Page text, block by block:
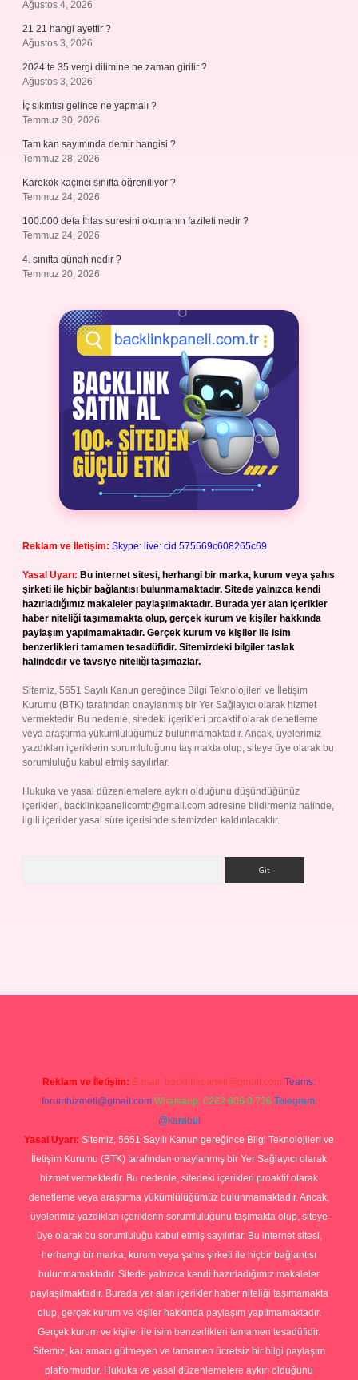
Ağustos 4, 2026
21 21 hangi ayettir ?
Ağustos 3, 2026
2024’te 35 vergi dilimine ne zaman girilir ?
Ağustos 3, 2026
İç sıkıntısı gelince ne yapmalı ?
Temmuz 30, 2026
Tam kan sayımında demir hangisi ?
Temmuz 28, 2026
Karekök kaçıncı sınıfta öğreniliyor ?
Temmuz 24, 2026
100.000 defa İhlas suresini okumanın fazileti nedir ?
Temmuz 24, 2026
4. sınıfta günah nedir ?
Temmuz 20, 2026
Reklam ve İletişim: Skype: live:.cid.575569c608265c69
Yasal Uyarı: Bu internet sitesi, herhangi bir marka, kurum veya şahıs
şirketi ile hiçbir bağlantısı bulunmamaktadır. Sitede yalnızca kendi
hazırladığımız makaleler paylaşılmaktadır. Burada yer alan içerikler
haber niteliği taşımamakta olup, gerçek kurum ve kişiler hakkında
paylaşım yapılmamaktadır. Gerçek kurum ve kişiler ile isim
benzerlikleri tamamen tesadüfidir. Sitemizdeki bilgiler taslak
halindedir ve tavsiye niteliği taşımazlar.
Sitemiz, 5651 Sayılı Kanun gereğince Bilgi Teknolojileri ve İletişim
Kurumu (BTK) tarafından onaylanmış bir Yer Sağlayıcı olarak hizmet
vermektedir. Bu nedenle, sitedeki içerikleri proaktif olarak denetleme
veya araştırma yükümlülüğümüz bulunmamaktadır. Ancak, üyelerimiz
yazdıkları içeriklerin sorumluluğunu taşımakta olup, siteye üye olarak bu
sorumluluğu kabul etmiş sayılırlar.
Hukuka ve yasal düzenlemelere aykırı olduğunu düşündüğünüz
içerikleri, backlinkpanelicomtr@gmail.com adresine bildirmeniz halinde,
ilgili içerikler yasal süre içerisinde sitemizden kaldırılacaktır.
Reklam ve İletişim: E-mail: backlinkpaneli@gmail.com Teams:
forumhizmeti@gmail.com Whatsapp: 0262 606 0 726 Telegram:
@karabul
Yasal Uyarı: Sitemiz, 5651 Sayılı Kanun gereğince Bilgi Teknolojileri ve
İletişim Kurumu (BTK) tarafından onaylanmış bir Yer Sağlayıcı olarak
hizmet vermektedir. Bu nedenle, sitedeki içerikleri proaktif olarak
denetleme veya araştırma yükümlülüğümüz bulunmamaktadır. Ancak,
üyelerimiz yazdıkları içeriklerin sorumluluğunu taşımakta olup, siteye
üye olarak bu sorumluluğu kabul etmiş sayılırlar. Bu internet sitesi,
herhangi bir marka, kurum veya şahıs şirketi ile hiçbir bağlantısı
bulunmamaktadır. Sitede yalnızca kendi hazırladığımız makaleler
paylaşılmaktadır. Burada yer alan içerikler haber niteliği taşımamakta
olup, gerçek kurum ve kişiler hakkında paylaşım yapılmamaktadır.
Gerçek kurum ve kişiler ile isim benzerlikleri tamamen tesadüfidir.
Sitemiz, kar amacı gütmeyen ve tamamen ücretsiz bir bilgi paylaşım
platformudur. Hukuka ve yasal düzenlemelere aykırı olduğunu